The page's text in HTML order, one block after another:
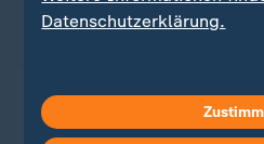
Immer mittwochs ab 23
Spiele der Champions
ZDFsportstudio auf
Datenschutzerklärung.